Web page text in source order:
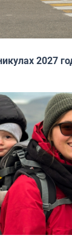
2027